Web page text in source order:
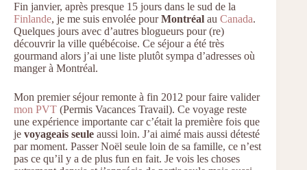
Fin janvier, après presque 15 jours dans le sud de la
Finlande, je me suis envolée pourMontréal au Canada.
Quelques jours avec d’autres blogueurs pour (re)
découvrir la ville québécoise. Ce séjour a été très
gourmand alors j’ai une liste plutôt sympa d’adresses où
manger à Montréal.
Mon premier séjour remonte à fin 2012 pour faire valider
mon PVT (Permis Vacances Travail). Ce voyage reste
une expérience importante car c’était la première fois que
je voyageais seule aussi loin. J’ai aimé mais aussi détesté
par moment. Passer Noël seule loin de sa famille, ce n’est
pas ce qu’il y a de plus fun en fait. Je vois les choses